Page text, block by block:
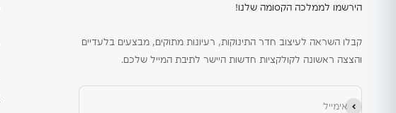
הירשמו לממלכה הקסומה שלנו!
קבלו השראה לעיצוב חדר התינוקות, רעיונות מתוקים, מבצעים בלעדיים
והצצה ראשונה לקולקציות חדשות היישר לתיבת המייל שלכם.
אימייל
הירשם כמנוי